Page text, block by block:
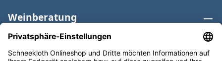
Weinberatung
Informationen